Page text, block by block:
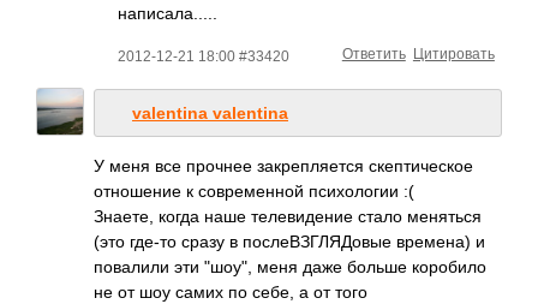
написала.....
2012-12-21 18:00 #33420 Цитировать
Ответить
valentina valentina
У меня все прочнее закрепляется скептическое
отношение к современной психологии :(
Знаете, когда наше телевидение стало меняться
(это где-то сразу в послеВЗГЛЯДовые времена) и
повалили эти "шоу", меня даже больше коробило
не от шоу самих по себе, а от того